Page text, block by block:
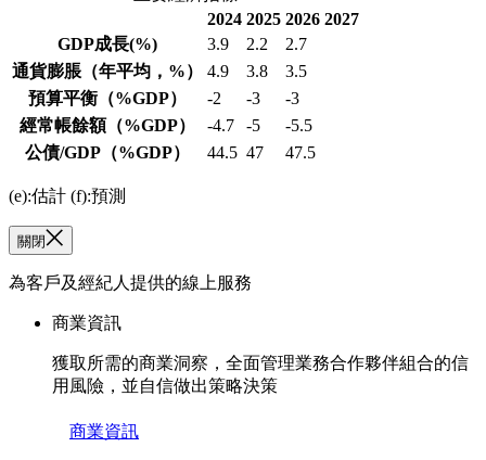
2024 2025 2026 2027
GDP成長(%) 3.9 2.2
2.7
通貨膨脹 （年平均，%） 4.9 3.8
3.5
預算平衡 （%GDP） -2 -3
-3
經常帳餘額（%GDP） -4.7 -5
-5.5
公債/GDP （%GDP） 44.5 47 47.5
(e):估計 (f):預測
關閉
為客戶及經紀人提供的線上服務
商業資訊
獲取所需的商業洞察，全面管理業務合作夥伴組合的信
用風險，並自信做出策略決策
商業資訊